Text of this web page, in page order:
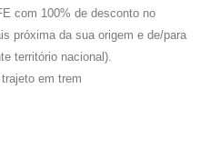
com 100% de desconto no
próxima da sua origem e de/para
território nacional).
em trem